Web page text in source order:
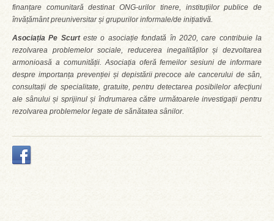
finanțare comunitară destinat ONG-urilor tinere, instituțiilor publice de
învățământ preuniversitar și grupurilor informale/de inițiativă.
Asociația Pe Scurteste o asociație fondată în 2020, care contribuie la
rezolvarea problemelor sociale, reducerea inegalităților și dezvoltarea
armonioasă a comunității. Asociația oferă femeilor sesiuni de informare
despre importanța prevenției și depistării precoce ale cancerului de sân,
consultații de specialitate, gratuite, pentru detectarea posibilelor afecțiuni
ale sânului și sprijinul și îndrumarea către următoarele investigații pentru
rezolvarea problemelor legate de sănătatea sânilor.